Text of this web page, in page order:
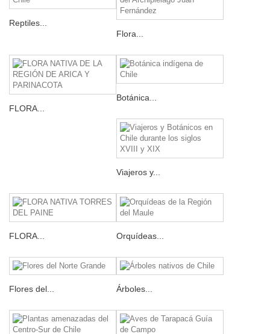
Reptiles...
Flora...
FLORA...
Botánica...
Viajeros y...
FLORA... Orquídeas...
Flores del... Árboles...